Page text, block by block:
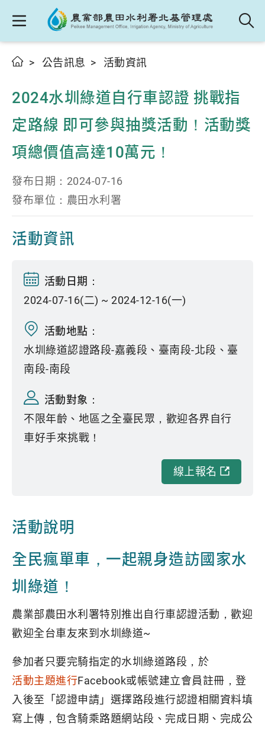
公告訊息 活動資訊
2024水圳綠道自行車認證 挑戰指
定路線 即可參與抽獎活動！活動獎
項總價值高達10萬元！
發布日期：2024-07-16
發布單位：農田水利署
活動資訊
活動日期：
2024-07-16(二) ~ 2024-12-16(一)
活動地點：
水圳綠道認證路段-嘉義段、臺南段-北段、臺
南段-南段
活動對象：
不限年齡、地區之全臺民眾，歡迎各界自行
車好手來挑戰！
線上報名
活動說明
全民瘋單車，一起親身造訪國家水
圳綠道！
農業部農田水利署特別推出自行車認證活動，歡迎
歡迎全台車友來到水圳綠道~
參加者只要完騎指定的水圳綠道路段，於
活動主題進行Facebook或帳號建立會員註冊，登
入後至「認證申請」選擇路段進行認證相關資料填
寫上傳，包含騎乘路題網站段、完成日期、完成公